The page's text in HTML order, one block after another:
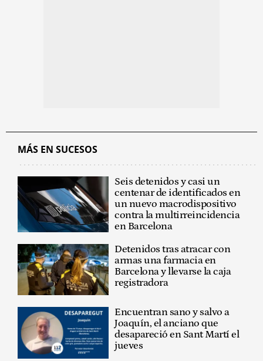
MÁS EN SUCESOS
Seis detenidos y casi un
centenar de identificados en
un nuevo macrodispositivo
contra la multirreincidencia
en Barcelona
Detenidos tras atracar con
armas una farmacia en
Barcelona y llevarse la caja
registradora
Encuentran sano y salvo a
Joaquín, el anciano que
desapareció en Sant Martí el
jueves